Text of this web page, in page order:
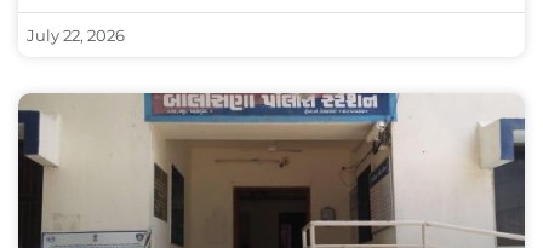
July 22, 2026